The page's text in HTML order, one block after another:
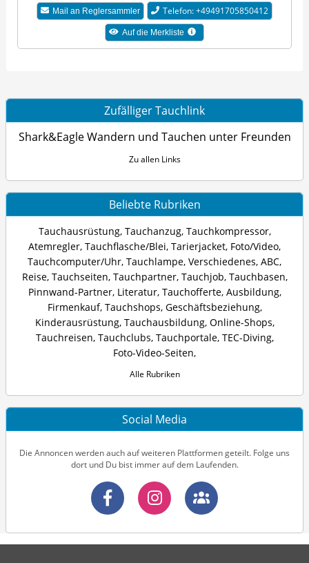
Mail an Reglersammler Telefon: +49491705850412
Auf die Merkliste
Zufälliger Tauchlink
Shark&Eagle Wandern und Tauchen unter Freunden
Zu allen Links
Beliebte Rubriken
Tauchausrüstung, Tauchanzug, Tauchkompressor,
Atemregler, Tauchflasche/Blei, Tarierjacket, Foto/Video,
Tauchcomputer/Uhr, Tauchlampe, Verschiedenes, ABC,
Reise, Tauchseiten, Tauchpartner, Tauchjob, Tauchbasen,
Pinnwand-Partner, Literatur, Tauchofferte, Ausbildung,
Firmenkauf, Tauchshops, Geschäftsbeziehung,
Kinderausrüstung, Tauchausbildung, Online-Shops,
Tauchreisen, Tauchclubs, Tauchportale, TEC-Diving,
Foto-Video-Seiten,
Alle Rubriken
Social Media
Die Annoncen werden auch auf weiteren Plattformen geteilt. Folge uns
dort und Du bist immer auf dem Laufenden.